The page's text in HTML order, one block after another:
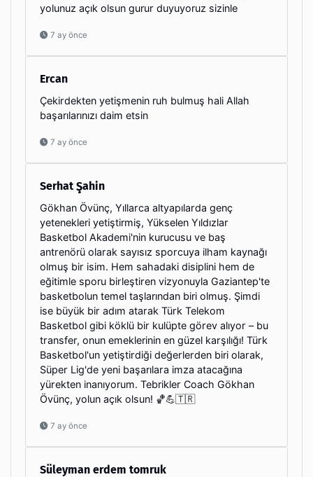
yolunuz açık olsun gurur duyuyoruz sizinle
7 ay önce
Ercan
Çekirdekten yetişmenin ruh bulmuş hali Allah
başarılarınızı daim etsin
7 ay önce
Serhat Şahin
Gökhan Övünç, Yıllarca altyapılarda genç
yetenekleri yetiştirmiş, Yükselen Yıldızlar
Basketbol Akademi'nin kurucusu ve baş
antrenörü olarak sayısız sporcuya ilham kaynağı
olmuş bir isim. Hem sahadaki disiplini hem de
eğitimle sporu birleştiren vizyonuyla Gaziantep'te
basketbolun temel taşlarından biri olmuş. Şimdi
ise büyük bir adım atarak Türk Telekom
Basketbol gibi köklü bir kulüpte görev alıyor – bu
transfer, onun emeklerinin en güzel karşılığı! Türk
Basketbol'un yetiştirdiği değerlerden biri olarak,
Süper Lig'de yeni başarılara imza atacağına
yürekten inanıyorum. Tebrikler Coach Gökhan
Övünç, yolun açık olsun! 🏀💪🇹🇷
7 ay önce
Süleyman erdem tomruk